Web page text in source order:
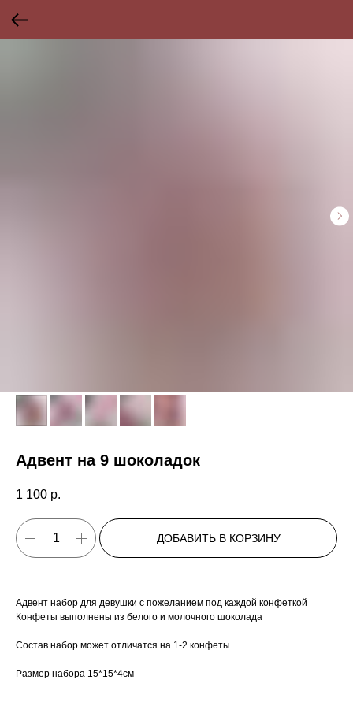
Адвент на 9 шоколадок
1 100 р.
ДОБАВИТЬ В КОРЗИНУ
Адвент набор для девушки с пожеланием под каждой конфеткой
Конфеты выполнены из белого и молочного шоколада
Состав набор может отличатся на 1-2 конфеты
Размер набора 15*15*4см